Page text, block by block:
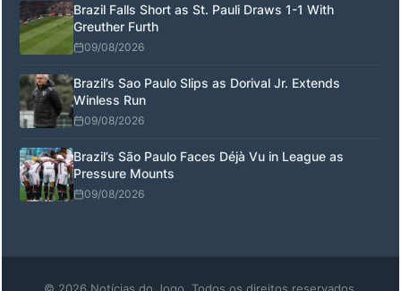
Brazil Falls Short as St. Pauli Draws 1-1 With
Greuther Furth
09/08/2026
Brazil’s Sao Paulo Slips as Dorival Jr. Extends
Winless Run
09/08/2026
Brazil’s São Paulo Faces Déjà Vu in League as
Pressure Mounts
09/08/2026